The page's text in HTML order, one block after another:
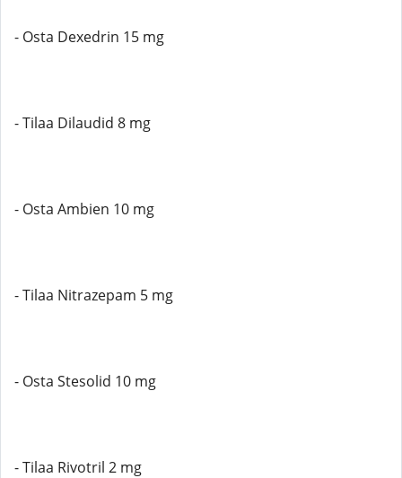
- Osta Dexedrin 15 mg
- Tilaa Dilaudid 8 mg
- Osta Ambien 10 mg
- Tilaa Nitrazepam 5 mg
- Osta Stesolid 10 mg
- Tilaa Rivotril 2 mg